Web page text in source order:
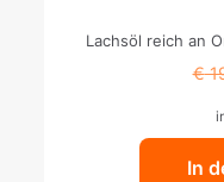
Lachsöl reich an
€
In